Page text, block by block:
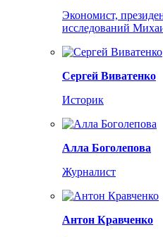
Экономист,
исследований
Сергей Виватенко
Историк
Алла Боголепова
Журналист
Антон Кравченко